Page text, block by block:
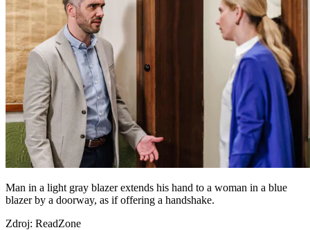
Man in a light gray blazer extends his hand to a woman in a blue
blazer by a doorway, as if offering a handshake.
Zdroj: ReadZone